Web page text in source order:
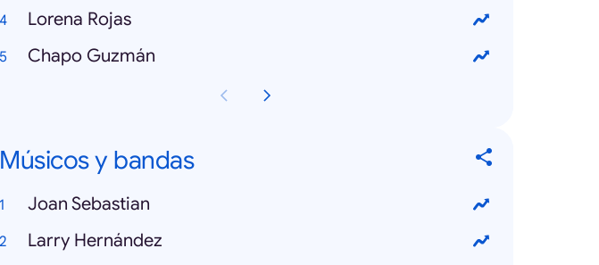
Lorena Rojas
Chapo Guzmán
Músicos y bandas
Joan Sebastian
Larry Hernández